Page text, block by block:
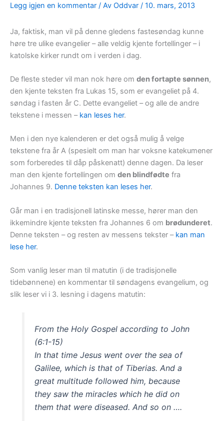
Legg igjen en kommentar / Av Oddvar / 10. mars, 2013
Ja, faktisk, man vil på denne gledens fastesøndag kunne
høre tre ulike evangelier – alle veldig kjente fortellinger – i
katolske kirker rundt om i verden i dag.
De fleste steder vil man nok høre om den fortapte sønnen,
den kjente teksten fra Lukas 15, som er evangeliet på 4.
søndag i fasten år C. Dette evangeliet – og alle de andre
tekstene i messen – kan leses her.
Men i den nye kalenderen er det også mulig å velge
tekstene fra år A (spesielt om man har voksne katekumener
som forberedes til dåp påskenatt) denne dagen. Da leser
man den kjente fortellingen om den blindfødte fra
Johannes 9. Denne teksten kan leses her.
Går man i en tradisjonell latinske messe, hører man den
ikkemindre kjente teksten fra Johannes 6 om brødunderet.
Denne teksten – og resten av messens tekster – kan man
lese her.
Som vanlig leser man til matutin (i de tradisjonelle
tidebønnene) en kommentar til søndagens evangelium, og
slik leser vi i 3. lesning i dagens matutin:
From the Holy Gospel according to John
(6:1-15)
In that time Jesus went over the sea of
Galilee, which is that of Tiberias. And a
great multitude followed him, because
they saw the miracles which he did on
them that were diseased. And so on ….